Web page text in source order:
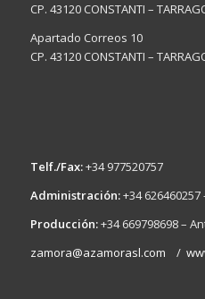
CP. 43120 CONSTANTI –
Apartado Correos 10
CP. 43120 CONSTANTI –
Telf./Fax:+34 977520757
Administración:+34 626460257
Producción:+34 669798698 –
zamora@azamorasl.com /